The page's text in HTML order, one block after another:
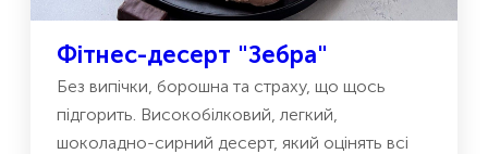
Фітнес-десерт "Зебра"
Без випічки, борошна та страху, що щось
підгорить. Високобілковий, легкий,
шоколадно-сирний десерт, який оцінять всі